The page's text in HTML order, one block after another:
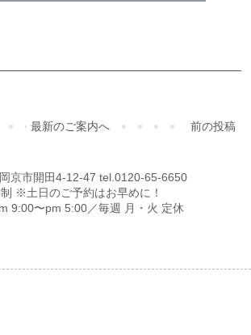
前の投稿
最新のご案内へ
京市開田4-12-47 tel.0120-65-6650
※土日のご予約はお早めに！
9:00〜pm 5:00／毎週 月・火 定休